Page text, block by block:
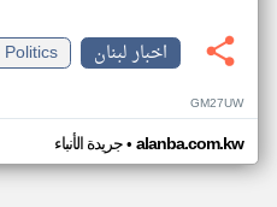
اخبار لبنان
Politics
GM27UW
جريدة الأنباء• alanba.com.kw